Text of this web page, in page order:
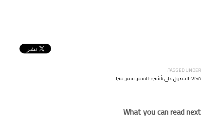
TAGGED UNDER:
VISA-الحصول على تأشيرة-السفر
,سفر,فيزا
What you can read next